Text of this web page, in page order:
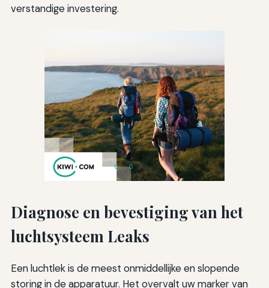
verstandige investering.
Diagnose en bevestiging van het
luchtsysteem Leaks
Een luchtlek is de meest onmiddellijke en slopende
storing in de apparatuur. Het overvalt uw marker van